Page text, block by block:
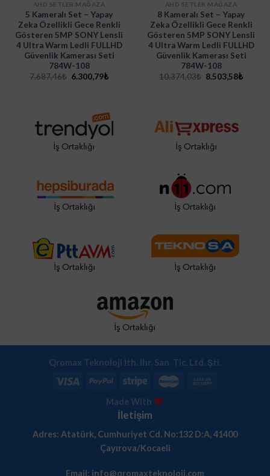
AHD SETLER MAĞAZA
5 Kameralı Set – Yapay
Zeka Özellikli Gece Renkli
Gösteren 5MP SONY Lensli
4 Ultra Warm Ledli FULLHD
Güvenlik Kamerası Seti
784W-108
7.687,46₺ Orijinal
6.300,79₺Şu
AHD SETLER MAĞAZA
8 Kameralı Set – Yapay
Zeka Özellikli Gece Renkli
Gösteren 5MP SONY Lensli
4 Ultra Warm Ledli FULLHD
Güvenlik Kamerası Seti
784W-108
10.374,03₺ Orijinal
8.503,58₺Şu
Qromax Teknoloji İth. İhr. San. Tic. Ltd. Şti.
Made With
İletişim
Adres: Atatürk, Cumhuriyet Cd. No:132 D:A, 41400
Çayırova/Kocaeli
Email: info@qromaxteknoloji.com